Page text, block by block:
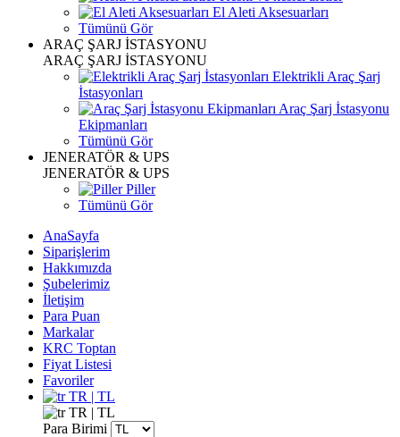
El Aleti Aksesuarları
Tümünü Gör
ARAÇ ŞARJ İSTASYONU
ARAÇ ŞARJ İSTASYONU
Elektrikli Araç Şarj
İstasyonları
Araç Şarj İstasyonu
Ekipmanları
Tümünü Gör
JENERATÖR & UPS
JENERATÖR & UPS
Piller
Tümünü Gör
AnaSayfa
Siparişlerim
Hakkımızda
Şubelerimiz
İletişim
Para Puan
Markalar
KRC Toptan
Fiyat Listesi
Favoriler
TR | TL
TR | TL
Para Birimi